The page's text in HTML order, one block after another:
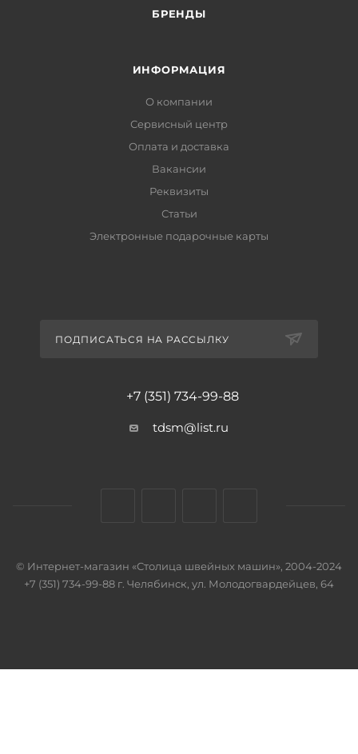
БРЕНДЫ
ИНФОРМАЦИЯ
О компании
Сервисный центр
Оплата и доставка
Вакансии
Реквизиты
Статьи
Электронные подарочные карты
ПОДПИСАТЬСЯ НА РАССЫЛКУ
+7 (351) 734-99-88
tdsm@list.ru
© Интернет-магазин «Столица швейных машин», 2004-2024
+7 (351) 734-99-88 г. Челябинск, ул. Молодогвардейцев, 64